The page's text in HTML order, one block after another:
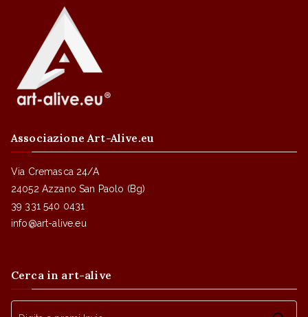
Associazione Art-Alive.eu
Via Cremasca 24/A
24052 Azzano San Paolo (Bg)
39 331 540 0431
info@art-alive.eu
Cerca in art-alive